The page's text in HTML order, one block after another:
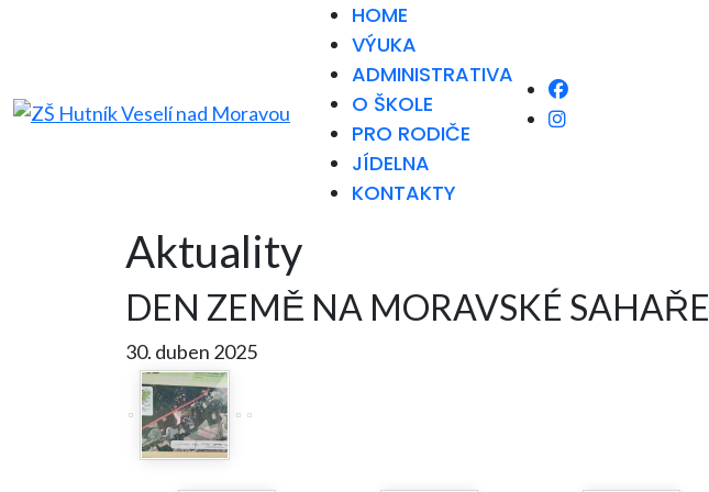
HOME
VÝUKA
ADMINISTRATIVA
O ŠKOLE
PRO RODIČE
JÍDELNA
KONTAKTY
Aktuality
DEN ZEMĚ NA MORAVSKÉ SAHAŘE
30. duben 2025